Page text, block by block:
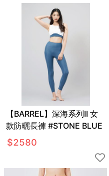
【BARREL】深海系列II 女
款防曬長褲 #STONE BLUE
$2580